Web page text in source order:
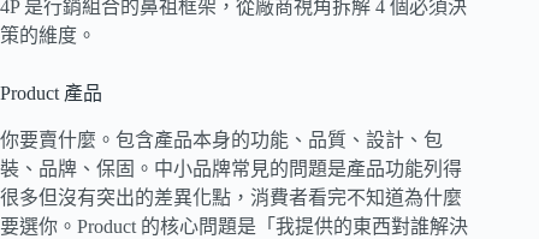
4P 是行銷組合的鼻祖框架，從廠商視角拆解 4 個必須決
策的維度。
Product 產品
你要賣什麼。包含產品本身的功能、品質、設計、包
裝、品牌、保固。中小品牌常見的問題是產品功能列得
很多但沒有突出的差異化點，消費者看完不知道為什麼
要選你。Product 的核心問題是「我提供的東西對誰解決